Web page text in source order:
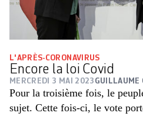
L'APRÈS-CORONAVIRUS
Encore la loi Covid
MERCREDI 3 MAI 2023 GUILLAUME
Pour la troisième fois, le
sujet. Cette fois-ci, le vote